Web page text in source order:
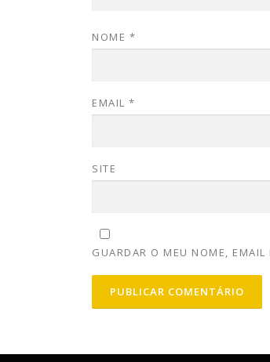
NOME *
EMAIL *
SITE
GUARDAR O MEU NOME,